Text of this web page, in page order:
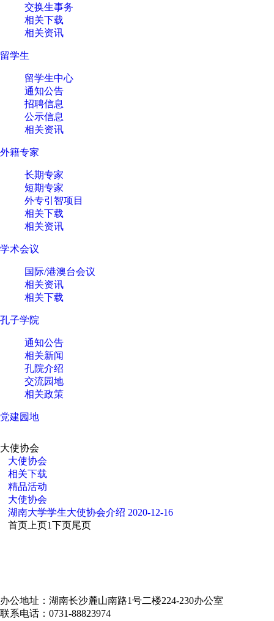
交换生事务
相关下载
相关资讯
留学生
留学生中心
通知公告
招聘信息
公示信息
相关资讯
外籍专家
长期专家
短期专家
外专引智项目
相关下载
相关资讯
学术会议
国际/港澳台会议
相关资讯
相关下载
孔子学院
通知公告
相关新闻
孔院介绍
交流园地
相关政策
党建园地
大使协会
大使协会
相关下载
精品活动
大使协会
湖南大学学生大使协会介绍 2020-12-16
首页 上页1下页尾页
办公地址：湖南长沙麓山南路1号二楼224-230办公室
联系电话：0731-88823974